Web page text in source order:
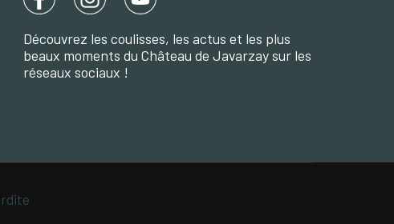
Découvrez les coulisses, les actus et les plus
beaux moments du Château de Javarzay sur les
réseaux sociaux !